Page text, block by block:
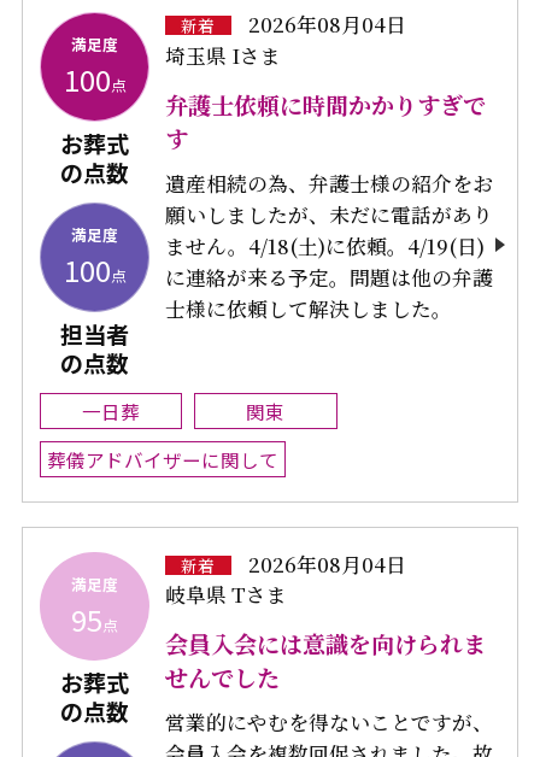
満足度
100点
お葬式
の点数
満足度
100点
担当者
の点数
新着
2026年08月04日
埼玉県 Iさま
弁護士依頼に時間かかりすぎで
す
遺産相続の為、弁護士様の紹介をお
願いしましたが、未だに電話があり
ません。4/18(土)に依頼。4/19(日)
に連絡が来る予定。問題は他の弁護
士様に依頼して解決しました。
一日葬
関東
葬儀アドバイザーに関して
満足度
95点
お葬式
の点数
新着
2026年08月04日
岐阜県 Tさま
会員入会には意識を向けられま
せんでした
営業的にやむを得ないことですが、